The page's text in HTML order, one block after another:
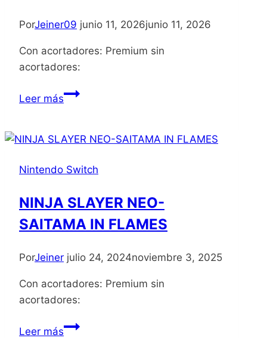
PorJeiner09 junio 11, 2026junio 11, 2026
Con acortadores: Premium sin
acortadores:
Leer másUnderling
Nintendo Switch
NINJA SLAYER NEO-
SAITAMA IN FLAMES
PorJeiner julio 24, 2024noviembre 3, 2025
Con acortadores: Premium sin
acortadores:
Leer másNINJA